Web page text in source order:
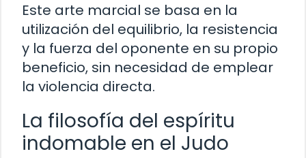
Este arte marcial se basa en la
utilización del equilibrio, la resistencia
y la fuerza del oponente en su propio
beneficio, sin necesidad de emplear
la violencia directa.
La filosofía del espíritu
indomable en el Judo